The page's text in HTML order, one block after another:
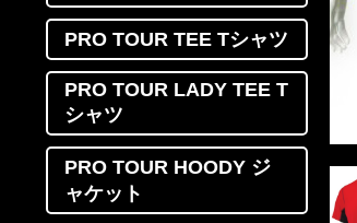
PRO TOUR TEE Tシャツ
PRO TOUR LADY TEE T
シャツ
PRO TOUR HOODY ジ
ャケット